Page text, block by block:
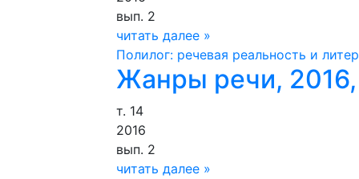
вып. 2
читать далее »
Полилог: речевая реальность и
Жанры речи,
т. 14
2016
вып. 2
читать далее »